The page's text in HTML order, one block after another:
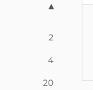
▾
2
4
20